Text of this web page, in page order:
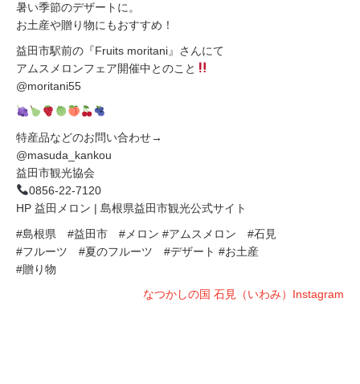
暑い季節のデザートに。
お土産や贈り物にもおすすめ！
益田市駅前の『Fruits moritani』さんにて
アムスメロンフェア開催中とのこと
@moritani55
特産品などのお問い合わせ→
@masuda_kankou
益田市観光協会
0856-22-7120
HP 益田メロン | 島根県益田市観光公式サイト
#島根県 #益田市 #メロン #アムスメロン #石見
#フルーツ #夏のフルーツ #デザート #お土産
#贈り物
なつかしの国 石見（いわみ）Instagram